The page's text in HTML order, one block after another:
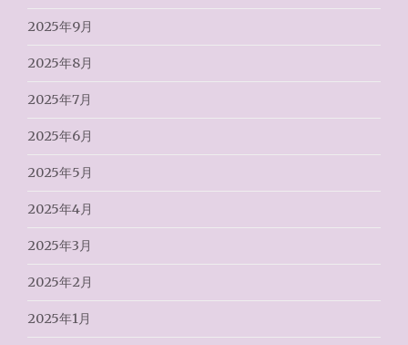
2025年9月
2025年8月
2025年7月
2025年6月
2025年5月
2025年4月
2025年3月
2025年2月
2025年1月